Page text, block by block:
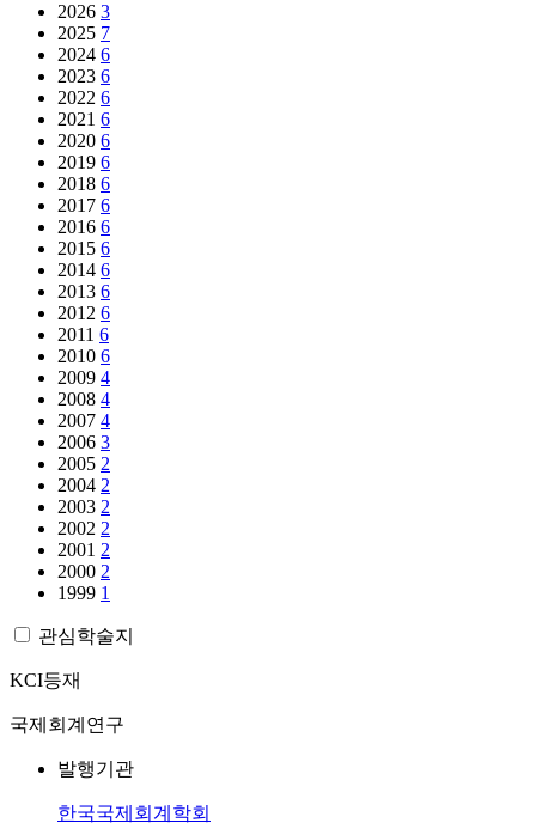
2026 3
2025 7
2024 6
2023 6
2022 6
2021 6
2020 6
2019 6
2018 6
2017 6
2016 6
2015 6
2014 6
2013 6
2012 6
2011 6
2010 6
2009 4
2008 4
2007 4
2006 3
2005 2
2004 2
2003 2
2002 2
2001 2
2000 2
1999 1
관심학술지
KCI등재
국제회계연구
발행기관
한국국제회계학회